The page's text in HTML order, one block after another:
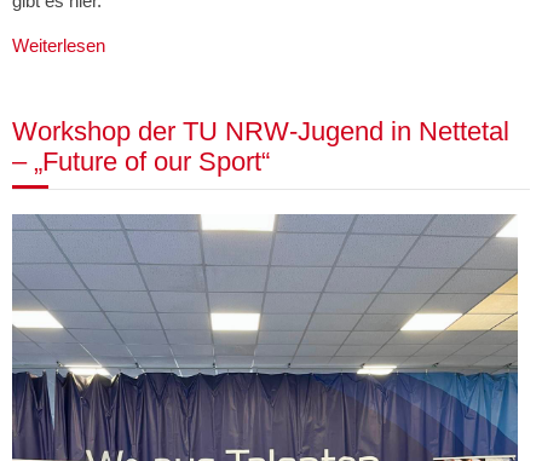
Weiterlesen
Workshop der TU NRW-Jugend in Nettetal
– „Future of our Sport“